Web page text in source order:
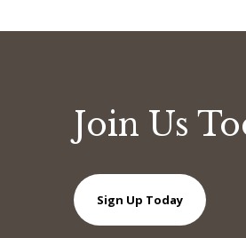
Join Us
Sign Up Today